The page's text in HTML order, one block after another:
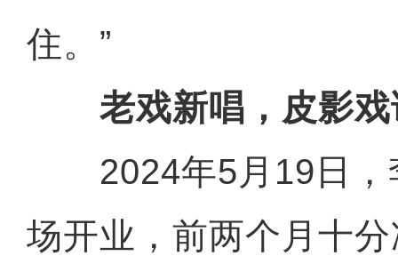
住。”
老戏新唱，皮影
2024年5月19日，
场开业，前两个月十